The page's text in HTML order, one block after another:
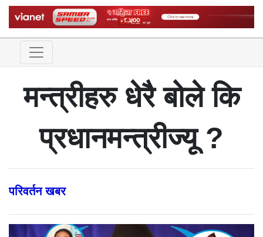
मन्त्रीहरु धेरै बोले कि
प्रधानमन्त्रीज्यू ?
परिवर्तन खबर